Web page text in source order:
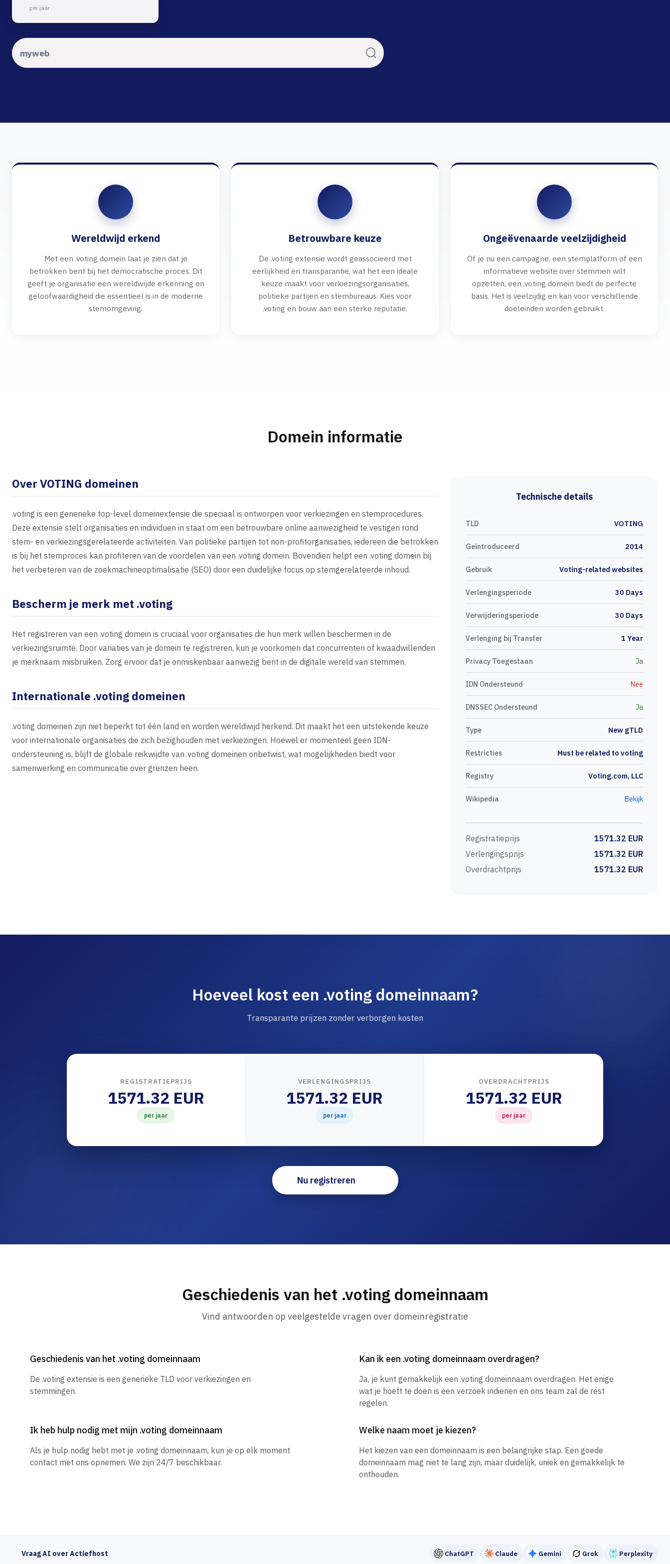
per jaar
Wereldwijd erkend
Met een .voting domein laat je zien dat je
betrokken bent bij het democratische proces. Dit
geeft je organisatie een wereldwijde erkenning en
geloofwaardigheid die essentieel is in de moderne
stemomgeving.
Betrouwbare keuze
De .voting extensie wordt geassocieerd met
eerlijkheid en transparantie, wat het een ideale
keuze maakt voor verkiezingsorganisaties,
politieke partijen en stembureaus. Kies voor
.voting en bouw aan een sterke reputatie.
Ongeëvenaarde veelzijdigheid
Of je nu een campagne, een stemplatform of een
informatieve website over stemmen wilt
opzetten, een .voting domein biedt de perfecte
basis. Het is veelzijdig en kan voor verschillende
doeleinden worden gebruikt.
Domein informatie
Over VOTING domeinen
.voting is een generieke top-level domeinextensie die speciaal is ontworpen voor verkiezingen en stemprocedures.
Deze extensie stelt organisaties en individuen in staat om een betrouwbare online aanwezigheid te vestigen rond
stem- en verkiezingsgerelateerde activiteiten. Van politieke partijen tot non-profitorganisaties, iedereen die betrokken
is bij het stemproces kan profiteren van de voordelen van een .voting domein. Bovendien helpt een .voting domein bij
het verbeteren van de zoekmachineoptimalisatie (SEO) door een duidelijke focus op stemgerelateerde inhoud.
Bescherm je merk met .voting
Het registreren van een .voting domein is cruciaal voor organisaties die hun merk willen beschermen in de
verkiezingsruimte. Door variaties van je domein te registreren, kun je voorkomen dat concurrenten of kwaadwillenden
je merknaam misbruiken. Zorg ervoor dat je onmiskenbaar aanwezig bent in de digitale wereld van stemmen.
Internationale .voting domeinen
.voting domeinen zijn niet beperkt tot één land en worden wereldwijd herkend. Dit maakt het een uitstekende keuze
voor internationale organisaties die zich bezighouden met verkiezingen. Hoewel er momenteel geen IDN-
ondersteuning is, blijft de globale reikwijdte van .voting domeinen onbetwist, wat mogelijkheden biedt voor
samenwerking en communicatie over grenzen heen.
Technische details
TLD VOTING
Geïntroduceerd 2014
Gebruik Voting-related websites
Verlengingsperiode 30 Days
Verwijderingsperiode 30 Days
Verlenging bij Transfer 1 Year
Privacy Toegestaan Ja
IDN Ondersteund Nee
DNSSEC Ondersteund Ja
Type New gTLD
Restricties Must be related to voting
Registry Voting.com, LLC
Wikipedia Bekijk
Registratieprijs
1571.32 EUR
Verlengingsprijs
1571.32 EUR
Overdrachtprijs
1571.32 EUR
Hoeveel kost een .voting domeinnaam?
Transparante prijzen zonder verborgen kosten
REGISTRATIEPRIJS
1571.32 EUR
per jaar
VERLENGINGSPRIJS
1571.32 EUR
per jaar
OVERDRACHTPRIJS
1571.32 EUR
per jaar
Nu registreren
Geschiedenis van het .voting domeinnaam
Vind antwoorden op veelgestelde vragen over domeinregistratie
Geschiedenis van het .voting domeinnaam
De .voting extensie is een generieke TLD voor verkiezingen en
stemmingen.
Kan ik een .voting domeinnaam overdragen?
Ja, je kunt gemakkelijk een .voting domeinnaam overdragen. Het enige
wat je hoeft te doen is een verzoek indienen en ons team zal de rest
regelen.
Ik heb hulp nodig met mijn .voting domeinnaam
Als je hulp nodig hebt met je .voting domeinnaam, kun je op elk moment
contact met ons opnemen. We zijn 24/7 beschikbaar.
Welke naam moet je kiezen?
Het kiezen van een domeinnaam is een belangrijke stap. Een goede
domeinnaam mag niet te lang zijn, maar duidelijk, uniek en gemakkelijk te
onthouden.
Vraag AI over Actiefhost ChatGPT Claude Gemini Grok Perplexity